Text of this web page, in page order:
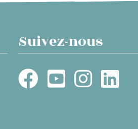
Suivez-nous